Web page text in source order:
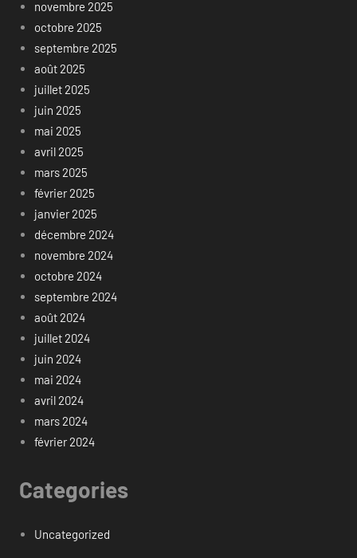
novembre 2025
octobre 2025
septembre 2025
août 2025
juillet 2025
juin 2025
mai 2025
avril 2025
mars 2025
février 2025
janvier 2025
décembre 2024
novembre 2024
octobre 2024
septembre 2024
août 2024
juillet 2024
juin 2024
mai 2024
avril 2024
mars 2024
février 2024
Categories
Uncategorized